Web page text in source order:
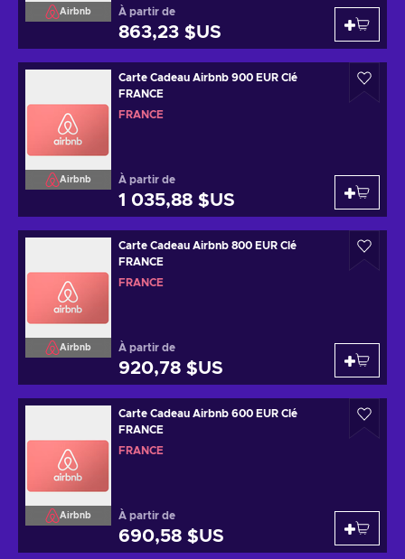
Airbnb À partir de
863,23 $US
Airbnb
Carte Cadeau Airbnb 900 EUR Clé
FRANCE
FRANCE
À partir de
1 035,88 $US
Airbnb
Carte Cadeau Airbnb 800 EUR Clé
FRANCE
FRANCE
À partir de
920,78 $US
Airbnb
Carte Cadeau Airbnb 600 EUR Clé
FRANCE
FRANCE
À partir de
690,58 $US